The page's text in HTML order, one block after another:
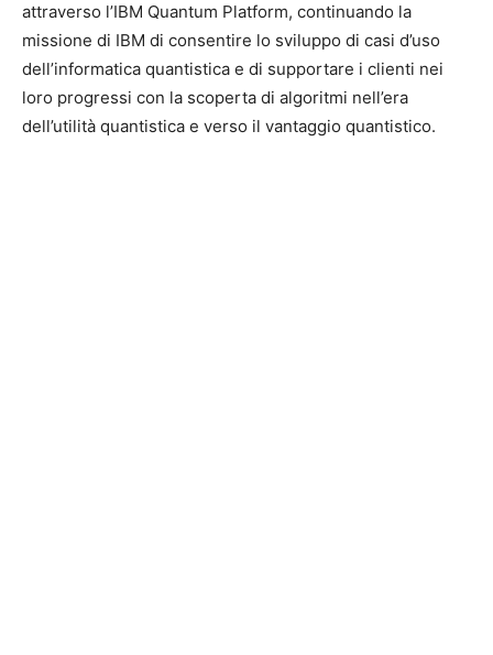
attraverso l’IBM Quantum Platform, continuando la
missione di IBM di consentire lo sviluppo di casi d’uso
dell’informatica quantistica e di supportare i clienti nei
loro progressi con la scoperta di algoritmi nell’era
dell’utilità quantistica e verso il vantaggio quantistico.